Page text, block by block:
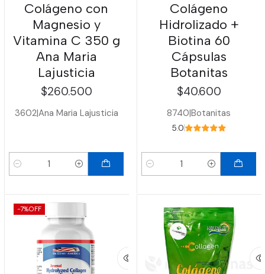
Colágeno con
Magnesio y
Vitamina C 350 g
Ana Maria
Lajusticia
$260.500
3602|Ana Maria Lajusticia
Cantidad
Colágeno
Hidrolizado +
Biotina 60
Cápsulas
Botanitas
$40.600
8740|Botanitas
5.0
Cantidad
-7%OFF